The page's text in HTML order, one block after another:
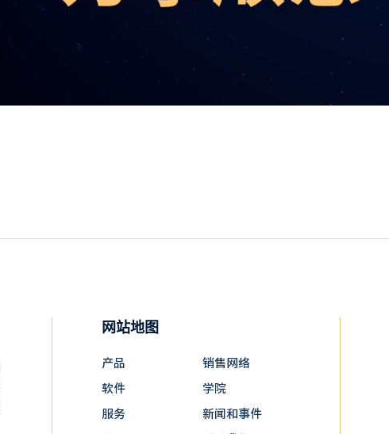
网站地图
产品
软件
服务
销售网络
学院
新闻和事件